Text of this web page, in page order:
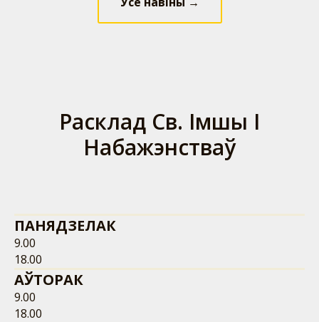
Расклад Св. Імшы І
Набажэнстваў
ПАНЯДЗЕЛАК
9.00
18.00
АЎТОРАК
9.00
18.00